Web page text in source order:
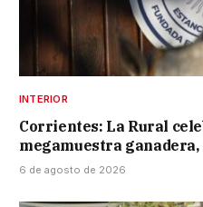
INTERIOR
Corrientes: La Rural
megamuestra
6 de agosto de 2026